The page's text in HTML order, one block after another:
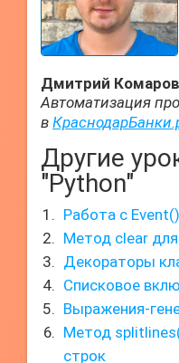
Дмитрий
Автоматизация
в
Другие
"Python"
Работа с
Метод clear
Декораторы
Списковое
Выражения-
Метод
строк